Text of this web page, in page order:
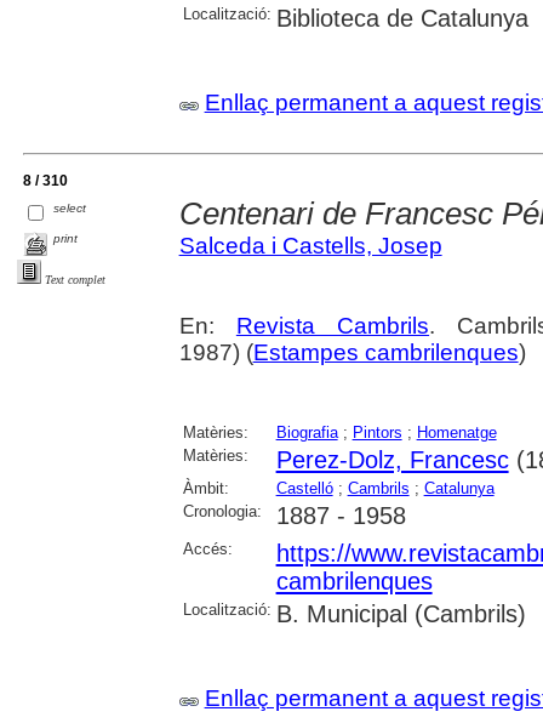
Localització: Biblioteca de Catalunya
Enllaç permanent a aquest
8 / 310
select
print
Text complet
Centenari de Francesc
Salceda i Castells, Josep
En: Revista Cambrils.
1987) (Estampes cambrilenques)
Matèries: Biografia; Pintors ; Homenatge
Matèries:
Perez-Dolz, Francesc
Àmbit: Castelló; Cambrils ; Catalunya
Cronologia:
1887 - 1958
Accés:
https://
cambrilenques
Localització: B. Municipal (Cambrils)
Enllaç permanent a aquest